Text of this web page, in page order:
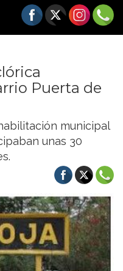
Puerta de
municipal
unas 30